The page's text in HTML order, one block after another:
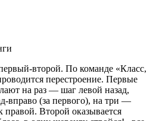
второй. По команде «Класс,
перестроение. Первые
на раз — шаг левой назад,
вправо (за первого), на три —
Второй оказывается